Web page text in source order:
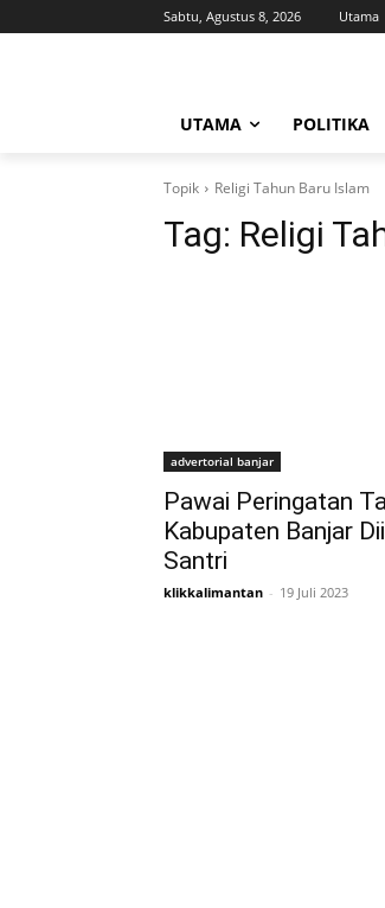
Sabtu, Agustus 8, 2026 Utama
UTAMA POLITIKA
Topik Religi Tahun Baru Islam
Tag: Religi
advertorial banjar
Pawai Peringatan
Kabupaten Banjar
Santri
klikkalimantan - 19 Juli 2023